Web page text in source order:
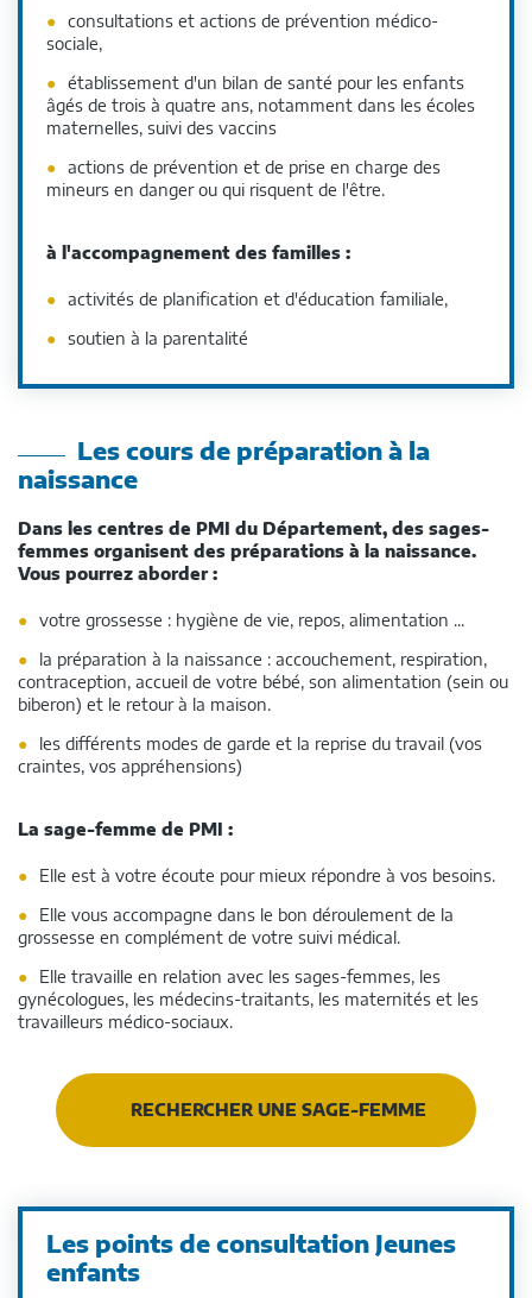
consultations et actions de prévention médico-
sociale,
établissement d'un bilan de santé pour les enfants
âgés de trois à quatre ans, notamment dans les écoles
maternelles, suivi des vaccins
actions de prévention et de prise en charge des
mineurs en danger ou qui risquent de l'être.
à l'accompagnement des familles :
activités de planification et d'éducation familiale,
soutien à la parentalité
Les cours de préparation à la
naissance
Dans les centres de PMI du Département, des sages-
femmes organisent des préparations à la naissance.
Vous pourrez aborder :
votre grossesse : hygiène de vie, repos, alimentation ...
la préparation à la naissance : accouchement, respiration,
contraception, accueil de votre bébé, son alimentation (sein ou
biberon) et le retour à la maison.
les différents modes de garde et la reprise du travail (vos
craintes, vos appréhensions)
La sage-femme de PMI :
Elle est à votre écoute pour mieux répondre à vos besoins.
Elle vous accompagne dans le bon déroulement de la
grossesse en complément de votre suivi médical.
Elle travaille en relation avec les sages-femmes, les
gynécologues, les médecins-traitants, les maternités et les
travailleurs médico-sociaux.
RECHERCHER UNE SAGE-FEMME
Les points de consultation Jeunes
enfants